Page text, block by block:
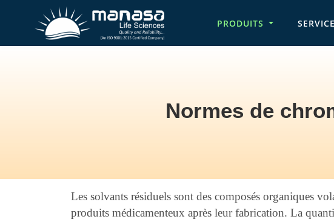
Main
PRODUITS
Normes de
Les solvants résiduels sont des composés organiques
produits médicamenteux après leur fabrication. La